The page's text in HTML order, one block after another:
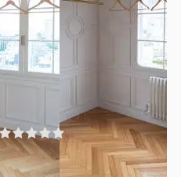
(0件)
青山5-16-1
1〜20名